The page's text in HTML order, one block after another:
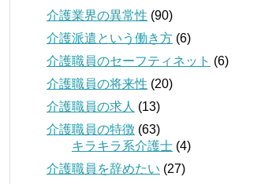
介護業界の異常性 (90)
介護派遣という働き方 (6)
介護職員のセーフティネット (6)
介護職員の将来性 (20)
介護職員の求人 (13)
介護職員の特徴 (63)
キラキラ系介護士 (4)
介護職員を辞めたい (27)